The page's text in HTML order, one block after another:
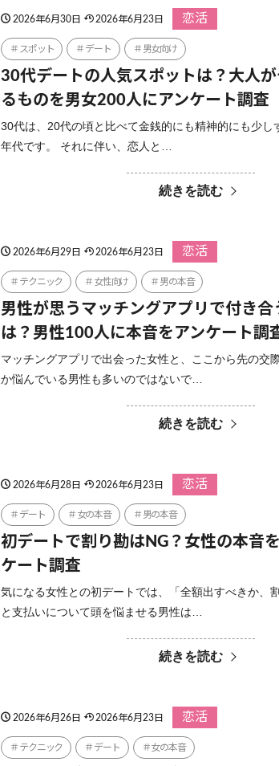
2026年6月30日 2026年6月23日 恋活
スポット デート 男女向け
30代デートの人気スポットは？大人
るものを男女200人にアンケート調査
30代は、20代の頃と比べて金銭的にも精神的にも少し
年代です。 それに伴い、恋人と…
続きを読む
2026年6月29日 2026年6月23日 恋活
テクニック 女性向け 男の本音
男性が思うマッチングアプリで付き合
は？男性100人に本音をアンケート調
マッチングアプリで出会った女性と、ここから先の交
か悩んでいる男性も多いのではないで…
続きを読む
2026年6月28日 2026年6月23日 恋活
デート 女の本音 男の本音
初デートで割り勘はNG？女性の本音
ケート調査
気になる女性との初デートでは、「全額出すべきか、
と支払いについて頭を悩ませる男性は…
続きを読む
2026年6月26日 2026年6月23日 恋活
テクニック デート 女の本音